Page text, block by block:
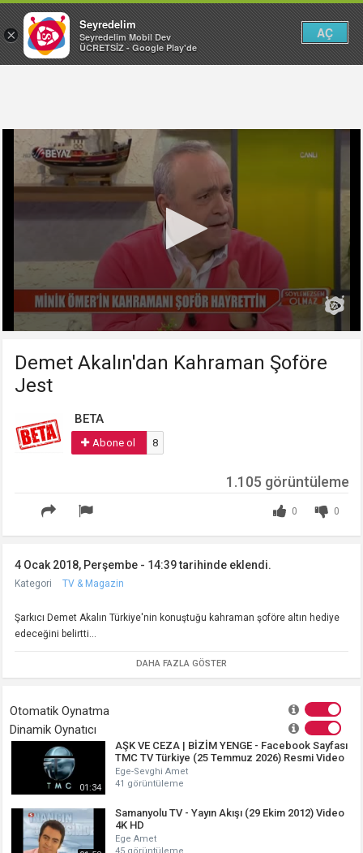
Demet Akalın'dan Kahraman Şoföre
Jest
BETA
Abone ol 8
0
0
1.105 görüntüleme
4 Ocak 2018, Perşembe - 14:39 tarihinde eklendi.
Kategori TV & Magazin
Şarkıcı Demet Akalın Türkiye'nin konuştuğu kahraman şoföre altın hediye
edeceğini belirtti...
DAHA FAZLA GÖSTER
Otomatik Oynatma
Dinamik Oynatıcı
01:34
AŞK VE CEZA | BİZİM YENGE - Facebook Sayfası
TMC TV Türkiye (25 Temmuz 2026) Resmi Video
Ege-Sevghi Amet
41 görüntüleme
Samanyolu TV - Yayın Akışı (29 Ekim 2012) Video
4K HD
Ege Amet
×
Seyredelim
Seyredelim Mobil Dev
ÜCRETSİZ - Google Play'de
AÇ